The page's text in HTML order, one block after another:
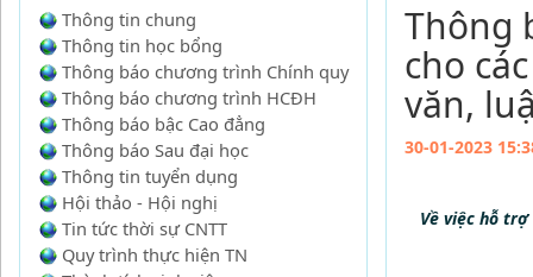
Thông tin chung
Thông tin học bổng
Thông báo chương trình Chính quy
Thông báo chương trình HCĐH
Thông báo bậc Cao đẳng
Thông báo Sau đại học
Thông tin tuyển dụng
Hội thảo - Hội nghị
Tin tức thời sự CNTT
Quy trình thực hiện TN
Thông
cho
văn,
30-01-2023
Về việc hỗ